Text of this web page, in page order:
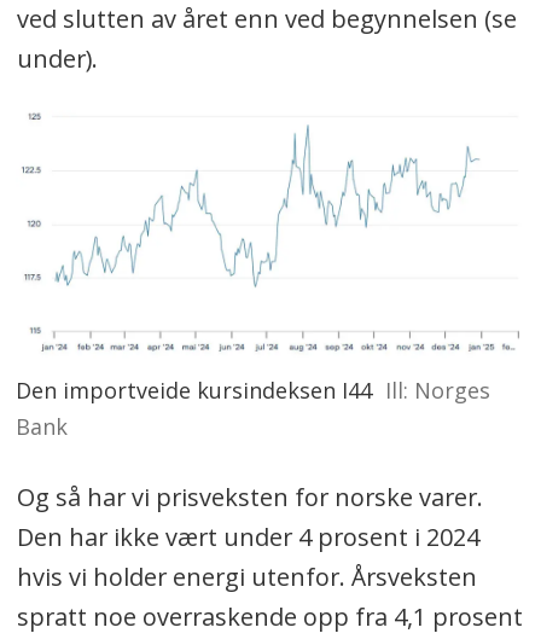
ved slutten av året enn ved begynnelsen (se
under).
Den importveide kursindeksen I44 Ill: Norges
Bank
Og så har vi prisveksten for norske varer.
Den har ikke vært under 4 prosent i 2024
hvis vi holder energi utenfor. Årsveksten
spratt noe overraskende opp fra 4,1 prosent